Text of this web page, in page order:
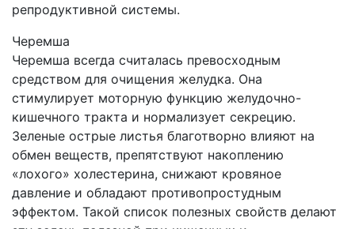
репродуктивной системы.
Черемша
Черемша всегда считалась превосходным
средством для очищения желудка. Она
стимулирует моторную функцию желудочно-
кишечного тракта и нормализует секрецию.
Зеленые острые листья благотворно влияют на
обмен веществ, препятствуют накоплению
«лохого» холестерина, снижают кровяное
давление и обладают противопростудным
эффектом. Такой список полезных свойств делают